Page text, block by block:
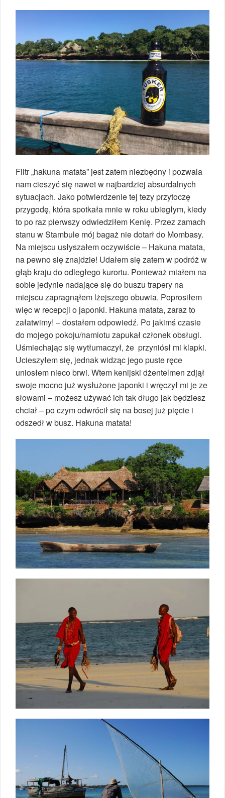
Filtr „hakuna matata” jest zatem niezbędny i pozwala
nam cieszyć się nawet w najbardziej absurdalnych
sytuacjach. Jako potwierdzenie tej tezy przytoczę
przygodę, która spotkała mnie w roku ubiegłym, kiedy
to po raz pierwszy odwiedziłem Kenię. Przez zamach
stanu w Stambule mój bagaż nie dotarł do Mombasy.
Na miejscu usłyszałem oczywiście – Hakuna matata,
na pewno się znajdzie! Udałem się zatem w podróż w
głąb kraju do odległego kurortu. Ponieważ miałem na
sobie jedynie nadające się do buszu trapery na
miejscu zapragnąłem lżejszego obuwia. Poprosiłem
więc w recepcji o japonki. Hakuna matata, zaraz to
załatwimy! – dostałem odpowiedź. Po jakimś czasie
do mojego pokoju/namiotu zapukał członek obsługi.
Uśmiechając się wytłumaczył, że przyniósł mi klapki.
Ucieszyłem się, jednak widząc jego puste ręce
uniosłem nieco brwi. Wtem kenijski dżentelmen zdjął
swoje mocno już wysłużone japonki i wręczył mi je ze
słowami – możesz używać ich tak długo jak będziesz
chciał – po czym odwrócił się na bosej już pięcie i
odszedł w busz. Hakuna matata!